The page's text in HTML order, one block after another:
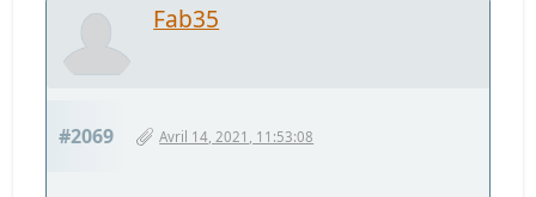
Fab35
#2069 Avril 14, 2021, 11:53:08